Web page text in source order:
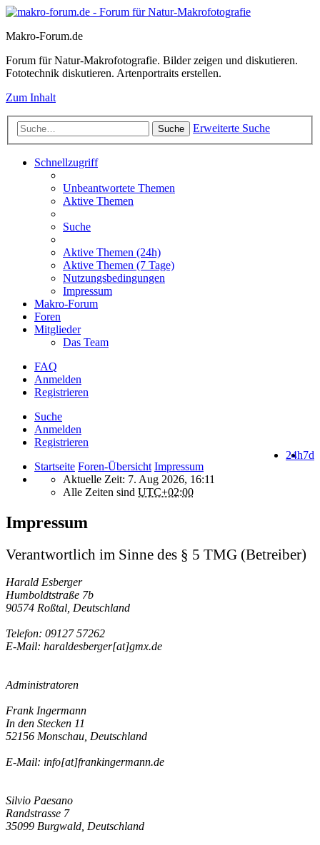
Makro-Forum.de
Forum für Natur-Makrofotografie. Bilder zeigen und diskutieren.
Fototechnik diskutieren. Artenportraits erstellen.
Zum Inhalt
Suche Erweiterte Suche
Schnellzugriff
Unbeantwortete Themen
Aktive Themen
Suche
Aktive Themen (24h)
Aktive Themen (7 Tage)
Nutzungsbedingungen
Impressum
Makro-Forum
Foren
Mitglieder
Das Team
FAQ
Anmelden
Registrieren
Suche
Anmelden
Registrieren
7d
24h
Startseite Foren-Übersicht Impressum
Aktuelle Zeit: 7. Aug 2026, 16:11
Alle Zeiten sind UTC+02:00
Impressum
Verantwortlich im Sinne des § 5 TMG (Betreiber)
Harald Esberger
Humboldtstraße 7b
90574 Roßtal, Deutschland
Telefon: 09127 57262
E-Mail: haraldesberger[at]gmx.de
Administratoren
Frank Ingermann
In den Stecken 11
52156 Monschau, Deutschland
E-Mail: info[at]frankingermann.de
Silvio Paesano
Randstrasse 7
35099 Burgwald, Deutschland